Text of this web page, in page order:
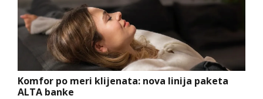
Komfor po meri klijenata: nova linija paketa
ALTA banke